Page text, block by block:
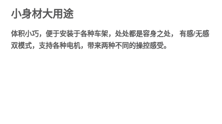
小身材大用途
体积小巧，便于安装于各种车架，处处都是容身之处， 有感/无感
双模式，支持各种电机，带来两种不同的操控感受。